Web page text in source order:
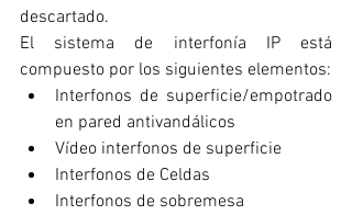
descartado.
El sistema de interfonía IP está
compuesto por los siguientes elementos:
Interfonos de superficie/empotrado
en pared antivandálicos
Vídeo interfonos de superficie
Interfonos de Celdas
Interfonos de sobremesa